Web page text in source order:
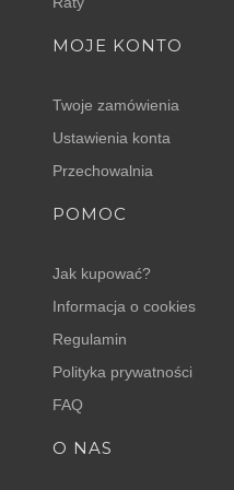
MOJE KONTO
Twoje zamówienia
Ustawienia konta
Przechowalnia
POMOC
Jak kupować?
Informacja o cookies
Regulamin
Polityka prywatności
FAQ
O NAS